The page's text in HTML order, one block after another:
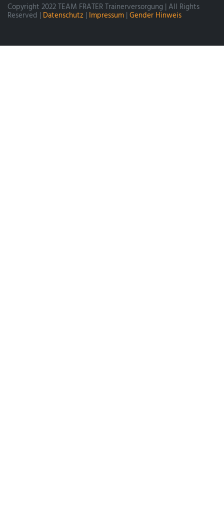
Copyright 2022 TEAM FRATER Trainerversorgung | All Rights
Reserved | Datenschutz | Impressum | Gender Hinweis